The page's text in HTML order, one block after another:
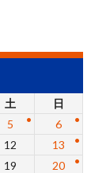
土 日
5
6
12
13
19
20